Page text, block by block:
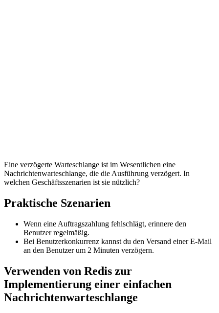
Eine verzögerte Warteschlange ist im Wesentlichen eine
Nachrichtenwarteschlange, die die Ausführung verzögert. In
welchen Geschäftsszenarien ist sie nützlich?
Praktische Szenarien
Wenn eine Auftragszahlung fehlschlägt, erinnere den
Benutzer regelmäßig.
Bei Benutzerkonkurrenz kannst du den Versand einer E-Mail
an den Benutzer um 2 Minuten verzögern.
Verwenden von Redis zur
Implementierung einer einfachen
Nachrichtenwarteschlange